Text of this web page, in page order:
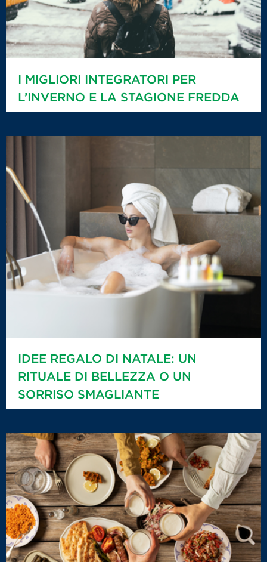
I MIGLIORI INTEGRATORI PER
L’INVERNO E LA STAGIONE FREDDA
IDEE REGALO DI NATALE: UN
RITUALE DI BELLEZZA O UN
SORRISO SMAGLIANTE